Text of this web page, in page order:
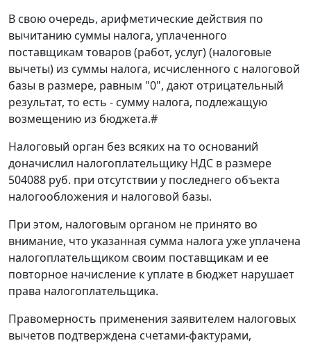
В свою очередь, арифметические действия по
вычитанию суммы налога, уплаченного
поставщикам товаров (работ, услуг) (налоговые
вычеты) из суммы налога, исчисленного с налоговой
базы в размере, равным "0", дают отрицательный
результат, то есть - сумму налога, подлежащую
возмещению из бюджета.#
Налоговый орган без всяких на то оснований
доначислил налогоплательщику НДС в размере
504088 руб. при отсутствии у последнего объекта
налогообложения и налоговой базы.
При этом, налоговым органом не принято во
внимание, что указанная сумма налога уже уплачена
налогоплательщиком своим поставщикам и ее
повторное начисление к уплате в бюджет нарушает
права налогоплательщика.
Правомерность применения заявителем налоговых
вычетов подтверждена счетами-фактурами,